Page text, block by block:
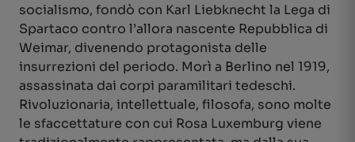
socialismo, fondò con Karl Liebknecht la Lega di
Spartaco contro l’allora nascente Repubblica di
Weimar, divenendo protagonista delle
insurrezioni del periodo. Morì a Berlino nel 1919,
assassinata dai corpi paramilitari tedeschi.
Rivoluzionaria, intellettuale, filosofa, sono molte
le sfaccettature con cui Rosa Luxemburg viene